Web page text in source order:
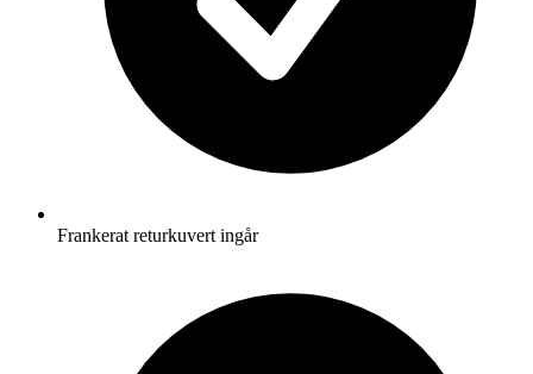
Frankerat returkuvert ingår